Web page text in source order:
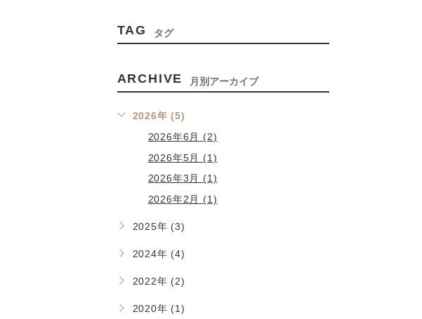
TAG タグ
ARCHIVE 月別アーカイブ
2026年 (5)
2026年6月 (2)
2026年5月 (1)
2026年3月 (1)
2026年2月 (1)
2025年 (3)
2024年 (4)
2022年 (2)
2020年 (1)